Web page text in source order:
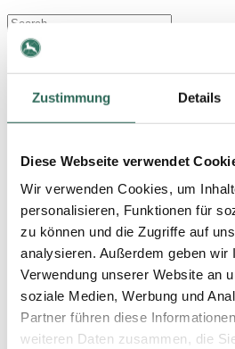
Zustimmung Details
Diese Webseite verwendet
Wir verwenden Cookies, um
personalisieren, Funktionen für
zu können und die Zugriffe auf
analysieren. Außerdem geben wir
Verwendung unserer Website an
soziale Medien, Werbung und
Partner führen diese
weiteren Daten zusammen, die
Company
Company history
Schneider Schreibgeräte
GmbH takes over Peter Bock
AG and the legal form has
been changed to Peter Bock
GmbH
2014
Peter Bock AG celebrates 75th
anniversary
Wolfgang Bock, Otto Bock's
son, takes over the family